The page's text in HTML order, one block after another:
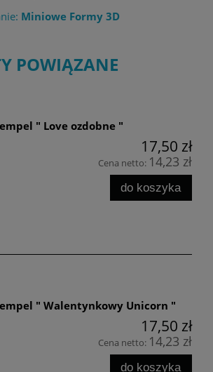
Miniowe Formy 3D
POWIĄZANE
" Love ozdobne "
17,50 zł
Cena netto: 14,23 zł
do koszyka
" Walentynkowy Unicorn "
17,50 zł
Cena netto: 14,23 zł
do koszyka